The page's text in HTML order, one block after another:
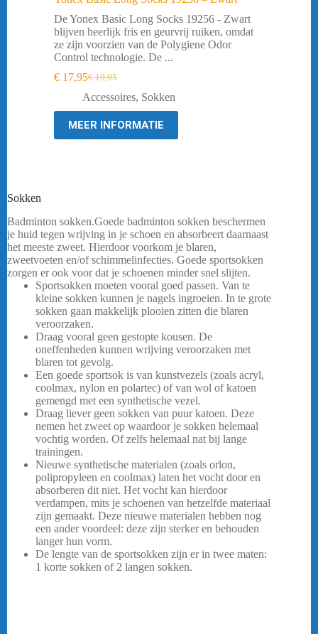
De Yonex Basic Long Socks 19256 - Zwart
blijven heerlijk fris en geurvrij ruiken, omdat
ze zijn voorzien van de Polygiene Odor
Control technologie. De ...
€19,95
Oorspronkelijke
prijs
was:
€ 19,95.
€ 17,95Huidige
prijs
is:
€ 17,95.
Accessoires, Sokken
MEER INFORMATIE
Sokken
Badminton sokken.Goede badminton sokken beschermen
je huid tegen wrijving in je schoen en absorbeert daarnaast
het meeste zweet. Hierdoor voorkom je blaren,
zweetvoeten en/of schimmelinfecties. Goede sportsokken
zorgen er ook voor dat je schoenen minder snel slijten.
Sportsokken moeten vooral goed passen. Van te
kleine sokken kunnen je nagels ingroeien. In te grote
sokken gaan makkelijk plooien zitten die blaren
veroorzaken.
Draag vooral geen gestopte kousen. De
oneffenheden kunnen wrijving veroorzaken met
blaren tot gevolg.
Een goede sportsok is van kunstvezels (zoals acryl,
coolmax, nylon en polartec) of van wol of katoen
gemengd met een synthetische vezel.
Draag liever geen sokken van puur katoen. Deze
nemen het zweet op waardoor je sokken helemaal
vochtig worden. Of zelfs helemaal nat bij lange
trainingen.
Nieuwe synthetische materialen (zoals orlon,
polipropyleen en coolmax) laten het vocht door en
absorberen dit niet. Het vocht kan hierdoor
verdampen, mits je schoenen van hetzelfde materiaal
zijn gemaakt. Deze nieuwe materialen hebben nog
een ander voordeel: deze zijn sterker en behouden
langer hun vorm.
De lengte van de sportsokken zijn er in twee maten:
1 korte sokken of 2 langen sokken.